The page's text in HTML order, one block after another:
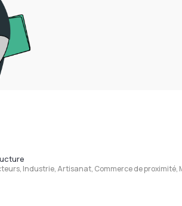
Industrie, Artisanat, Commerce de